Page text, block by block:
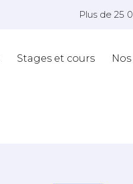
Plus de 25
Stages et cours